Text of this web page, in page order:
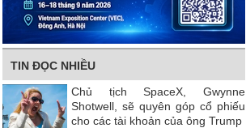
TIN ĐỌC NHIỀU
Chủ tịch SpaceX, Gwynne
Shotwell, sẽ quyên góp cổ phiếu
cho các tài khoản của ông Trump